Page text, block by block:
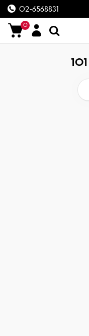
02-6568831
0